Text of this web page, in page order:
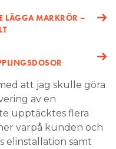
LÄGGA MARKRÖR –
att jag skulle göra
av en
upptäcktes flera
varpå kunden och
elinstallation samt